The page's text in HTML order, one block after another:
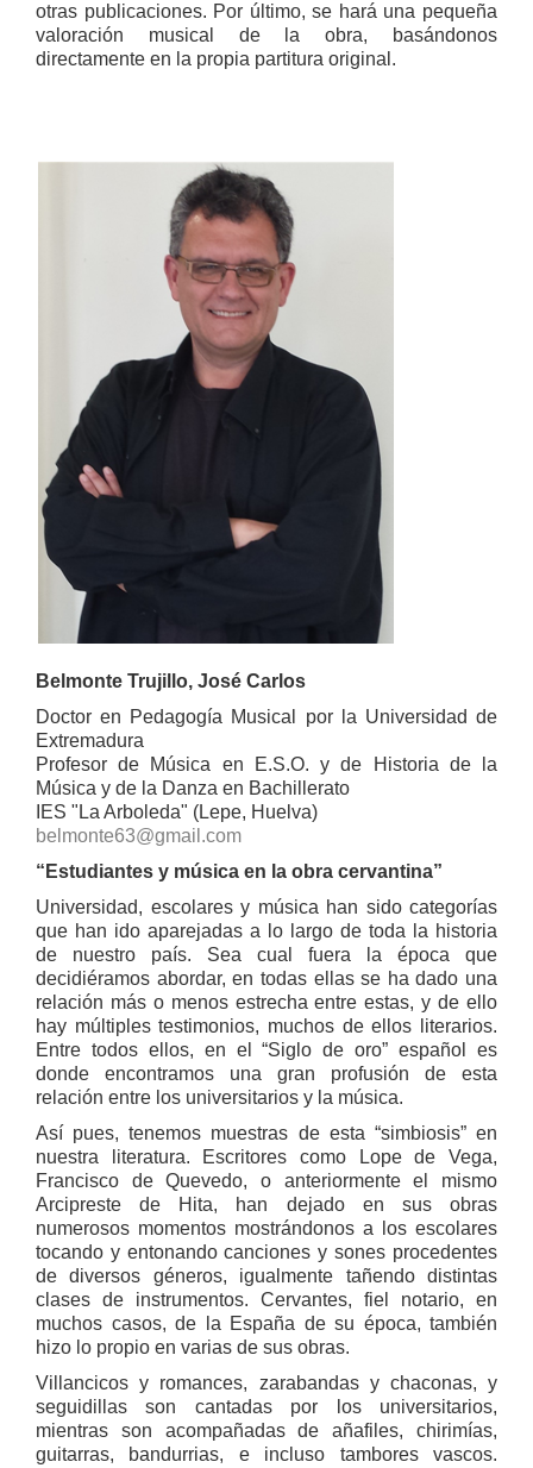
otras publicaciones. Por último, se hará una pequeña
valoración musical de la obra, basándonos
directamente en la propia partitura original.
Belmonte Trujillo, José Carlos
Doctor en Pedagogía Musical por la Universidad de
Extremadura
Profesor de Música en E.S.O. y de Historia de la
Música y de la Danza en Bachillerato
IES "La Arboleda" (Lepe, Huelva)
belmonte63@gmail.com
“Estudiantes y música en la obra cervantina”
Universidad, escolares y música han sido categorías
que han ido aparejadas a lo largo de toda la historia
de nuestro país. Sea cual fuera la época que
decidiéramos abordar, en todas ellas se ha dado una
relación más o menos estrecha entre estas, y de ello
hay múltiples testimonios, muchos de ellos literarios.
Entre todos ellos, en el “Siglo de oro” español es
donde encontramos una gran profusión de esta
relación entre los universitarios y la música.
Así pues, tenemos muestras de esta “simbiosis” en
nuestra literatura. Escritores como Lope de Vega,
Francisco de Quevedo, o anteriormente el mismo
Arcipreste de Hita, han dejado en sus obras
numerosos momentos mostrándonos a los escolares
tocando y entonando canciones y sones procedentes
de diversos géneros, igualmente tañendo distintas
clases de instrumentos. Cervantes, fiel notario, en
muchos casos, de la España de su época, también
hizo lo propio en varias de sus obras.
Villancicos y romances, zarabandas y chaconas, y
seguidillas son cantadas por los universitarios,
mientras son acompañadas de añafiles, chirimías,
guitarras, bandurrias, e incluso tambores vascos.